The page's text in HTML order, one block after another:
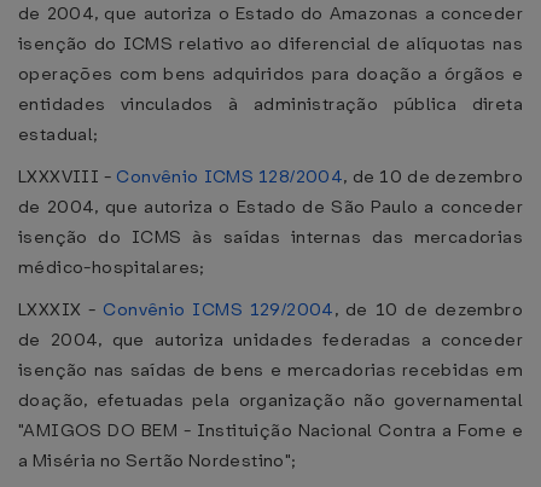
de 2004, que autoriza o Estado do Amazonas a conceder
isenção do ICMS relativo ao diferencial de alíquotas nas
operações com bens adquiridos para doação a órgãos e
entidades vinculados à administração pública direta
estadual;
LXXXVIII - Convênio ICMS 128/2004, de 10 de dezembro
de 2004, que autoriza o Estado de São Paulo a conceder
isenção do ICMS às saídas internas das mercadorias
médico-hospitalares;
LXXXIX - Convênio ICMS 129/2004, de 10 de dezembro
de 2004, que autoriza unidades federadas a conceder
isenção nas saídas de bens e mercadorias recebidas em
doação, efetuadas pela organização não governamental
"AMIGOS DO BEM - Instituição Nacional Contra a Fome e
a Miséria no Sertão Nordestino";